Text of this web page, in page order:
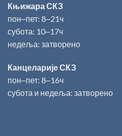
Књижара СКЗ
пон‒пет: 8‒21ч
субота: 10‒17ч
недеља: затворено
Канцеларије СКЗ
пон‒пет: 8‒16ч
субота и недеља: затворено